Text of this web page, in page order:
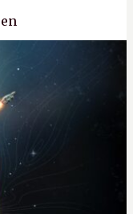
ils bossent
Fallout vs. Les
n'est plus
bon, OK, on